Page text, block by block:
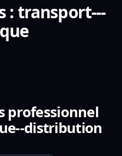
: transport---
professionnel
distribution